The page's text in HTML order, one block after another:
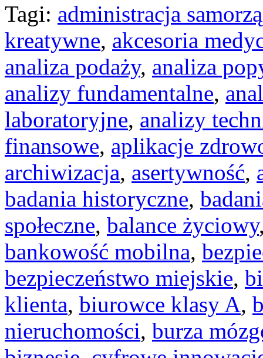
Tagi: administracja
kreatywne, akcesoria
analiza podaży, analiza
analizy fundamentalne,
laboratoryjne, analizy
finansowe, aplikacje
archiwizacja, asertywność,
badania historyczne,
społeczne, balance życiowy
bankowość mobilna,
bezpieczeństwo miejskie,
klienta, biurowce klasy A,
nieruchomości, burza